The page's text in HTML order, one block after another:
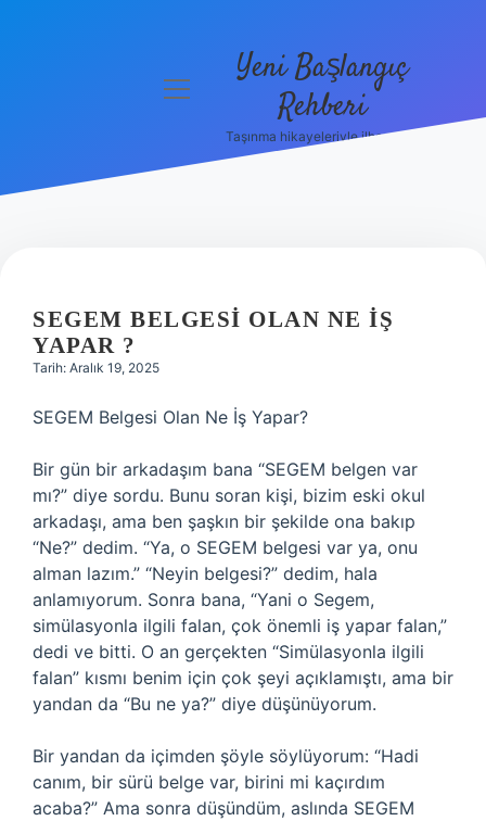
Politikası
menüyü
Yeni Başlangıç
Rehberi
Taşınma hikayeleriyle ilham bul!
SEGEM BELGESI OLAN NE IŞ
YAPAR ?
Tarih: Aralık 19, 2025
SEGEM Belgesi Olan Ne İş Yapar?
Bir gün bir arkadaşım bana “SEGEM belgen var
mı?” diye sordu. Bunu soran kişi, bizim eski okul
arkadaşı, ama ben şaşkın bir şekilde ona bakıp
“Ne?” dedim. “Ya, o SEGEM belgesi var ya, onu
alman lazım.” “Neyin belgesi?” dedim, hala
anlamıyorum. Sonra bana, “Yani o Segem,
simülasyonla ilgili falan, çok önemli iş yapar falan,”
dedi ve bitti. O an gerçekten “Simülasyonla ilgili
falan” kısmı benim için çok şeyi açıklamıştı, ama bir
yandan da “Bu ne ya?” diye düşünüyorum.
Bir yandan da içimden şöyle söylüyorum: “Hadi
canım, bir sürü belge var, birini mi kaçırdım
acaba?” Ama sonra düşündüm, aslında SEGEM